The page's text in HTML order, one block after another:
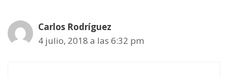
Carlos Rodríguez
4 julio, 2018 a las 6:32 pm